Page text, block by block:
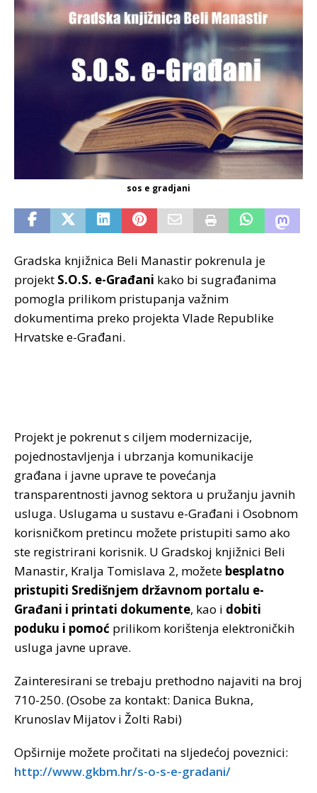
sos e gradjani
Gradska knjižnica Beli Manastir pokrenula je
projekt S.O.S. e-Građani kako bi sugrađanima
pomogla prilikom pristupanja važnim
dokumentima preko projekta Vlade Republike
Hrvatske e-Građani.
Projekt je pokrenut s ciljem modernizacije,
pojednostavljenja i ubrzanja komunikacije
građana i javne uprave te povećanja
transparentnosti javnog sektora u pružanju javnih
usluga. Uslugama u sustavu e-Građani i Osobnom
korisničkom pretincu možete pristupiti samo ako
ste registrirani korisnik. U Gradskoj knjižnici Beli
Manastir, Kralja Tomislava 2, možete besplatno
pristupiti Središnjem državnom portalu e-
Građani i printati dokumente, kao i dobiti
poduku i pomoć prilikom korištenja elektroničkih
usluga javne uprave.
Zainteresirani se trebaju prethodno najaviti na broj
710-250. (Osobe za kontakt: Danica Bukna,
Krunoslav Mijatov i Žolti Rabi)
Opširnije možete pročitati na sljedećoj poveznici:
http://www.gkbm.hr/s-o-s-e-gradani/